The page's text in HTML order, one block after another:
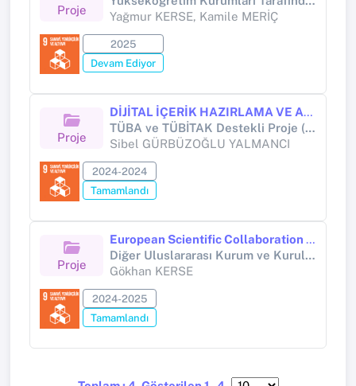
Proje
Yağmur KERSE, Kamile MERİÇ
2025
Devam Ediyor
Proje
DİJİTAL İÇERİK HAZIRLAMA VE ARTIRILMIŞ GERÇEKLİK DESTEKLİ KÜRESEL ISINMA VE İKLİM DEĞİŞİKLİĞİ UYGULAMALARI EĞİTİCİ EĞİTİMİ
TÜBA ve TÜBİTAK Destekli Proje (TÜBİTAK PROJESİ)
Sibel GÜRBÜZOĞLU YALMANCI
2024-2024
Tamamlandı
Proje
European Scientific Collaboration Project (EUSCP) - Current Approaches to Entrepreneurship and Innovation Management
Diğer Uluslararası Kurum ve Kuruluşlar (Diğer (Uluslararası))
Gökhan KERSE
2024-2025
Tamamlandı